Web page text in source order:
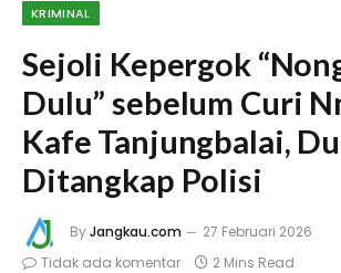
KRIMINAL
Sejoli Kepergok
Dulu” sebelum Curi
Kafe Tanjungbalai,
Ditangkap Polisi
ByJangkau.com
27 Februari 2026
Tidak ada komentar
2 Mins Read